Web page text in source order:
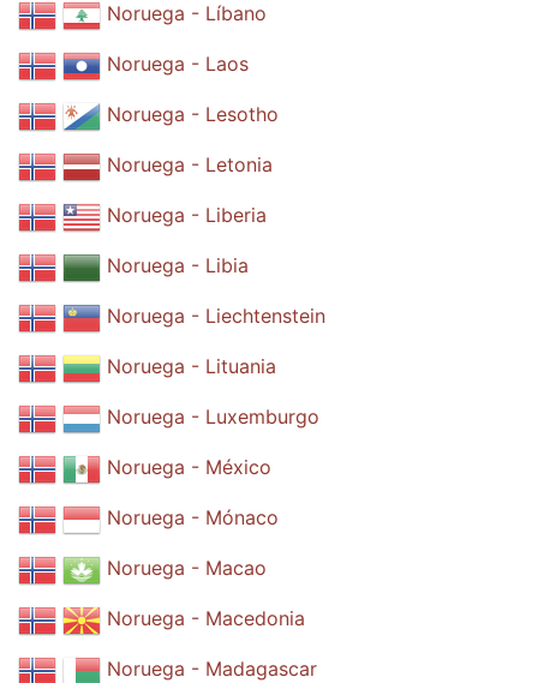
Noruega - Líbano
Noruega - Laos
Noruega - Lesotho
Noruega - Letonia
Noruega - Liberia
Noruega - Libia
Noruega - Liechtenstein
Noruega - Lituania
Noruega - Luxemburgo
Noruega - México
Noruega - Mónaco
Noruega - Macao
Noruega - Macedonia
Noruega - Madagascar